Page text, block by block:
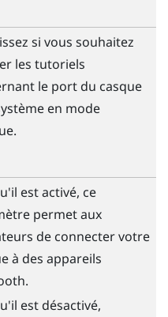
si vous souhaitez
les tutoriels
le port du casque
en mode
est activé, ce
permet aux
de connecter votre
à des appareils
.
est désactivé,